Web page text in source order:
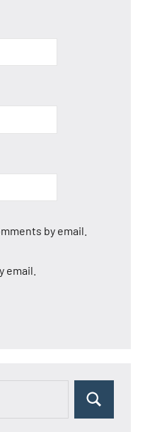
by email.
email.
Pesquisar